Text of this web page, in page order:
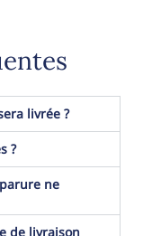
livrée ?
?
ne
de livraison